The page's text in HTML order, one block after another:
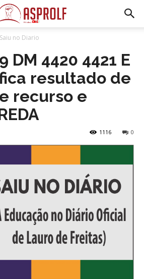
Saiu no Diario
DM 4420 4421 E
resultado de
recurso e
0
1116